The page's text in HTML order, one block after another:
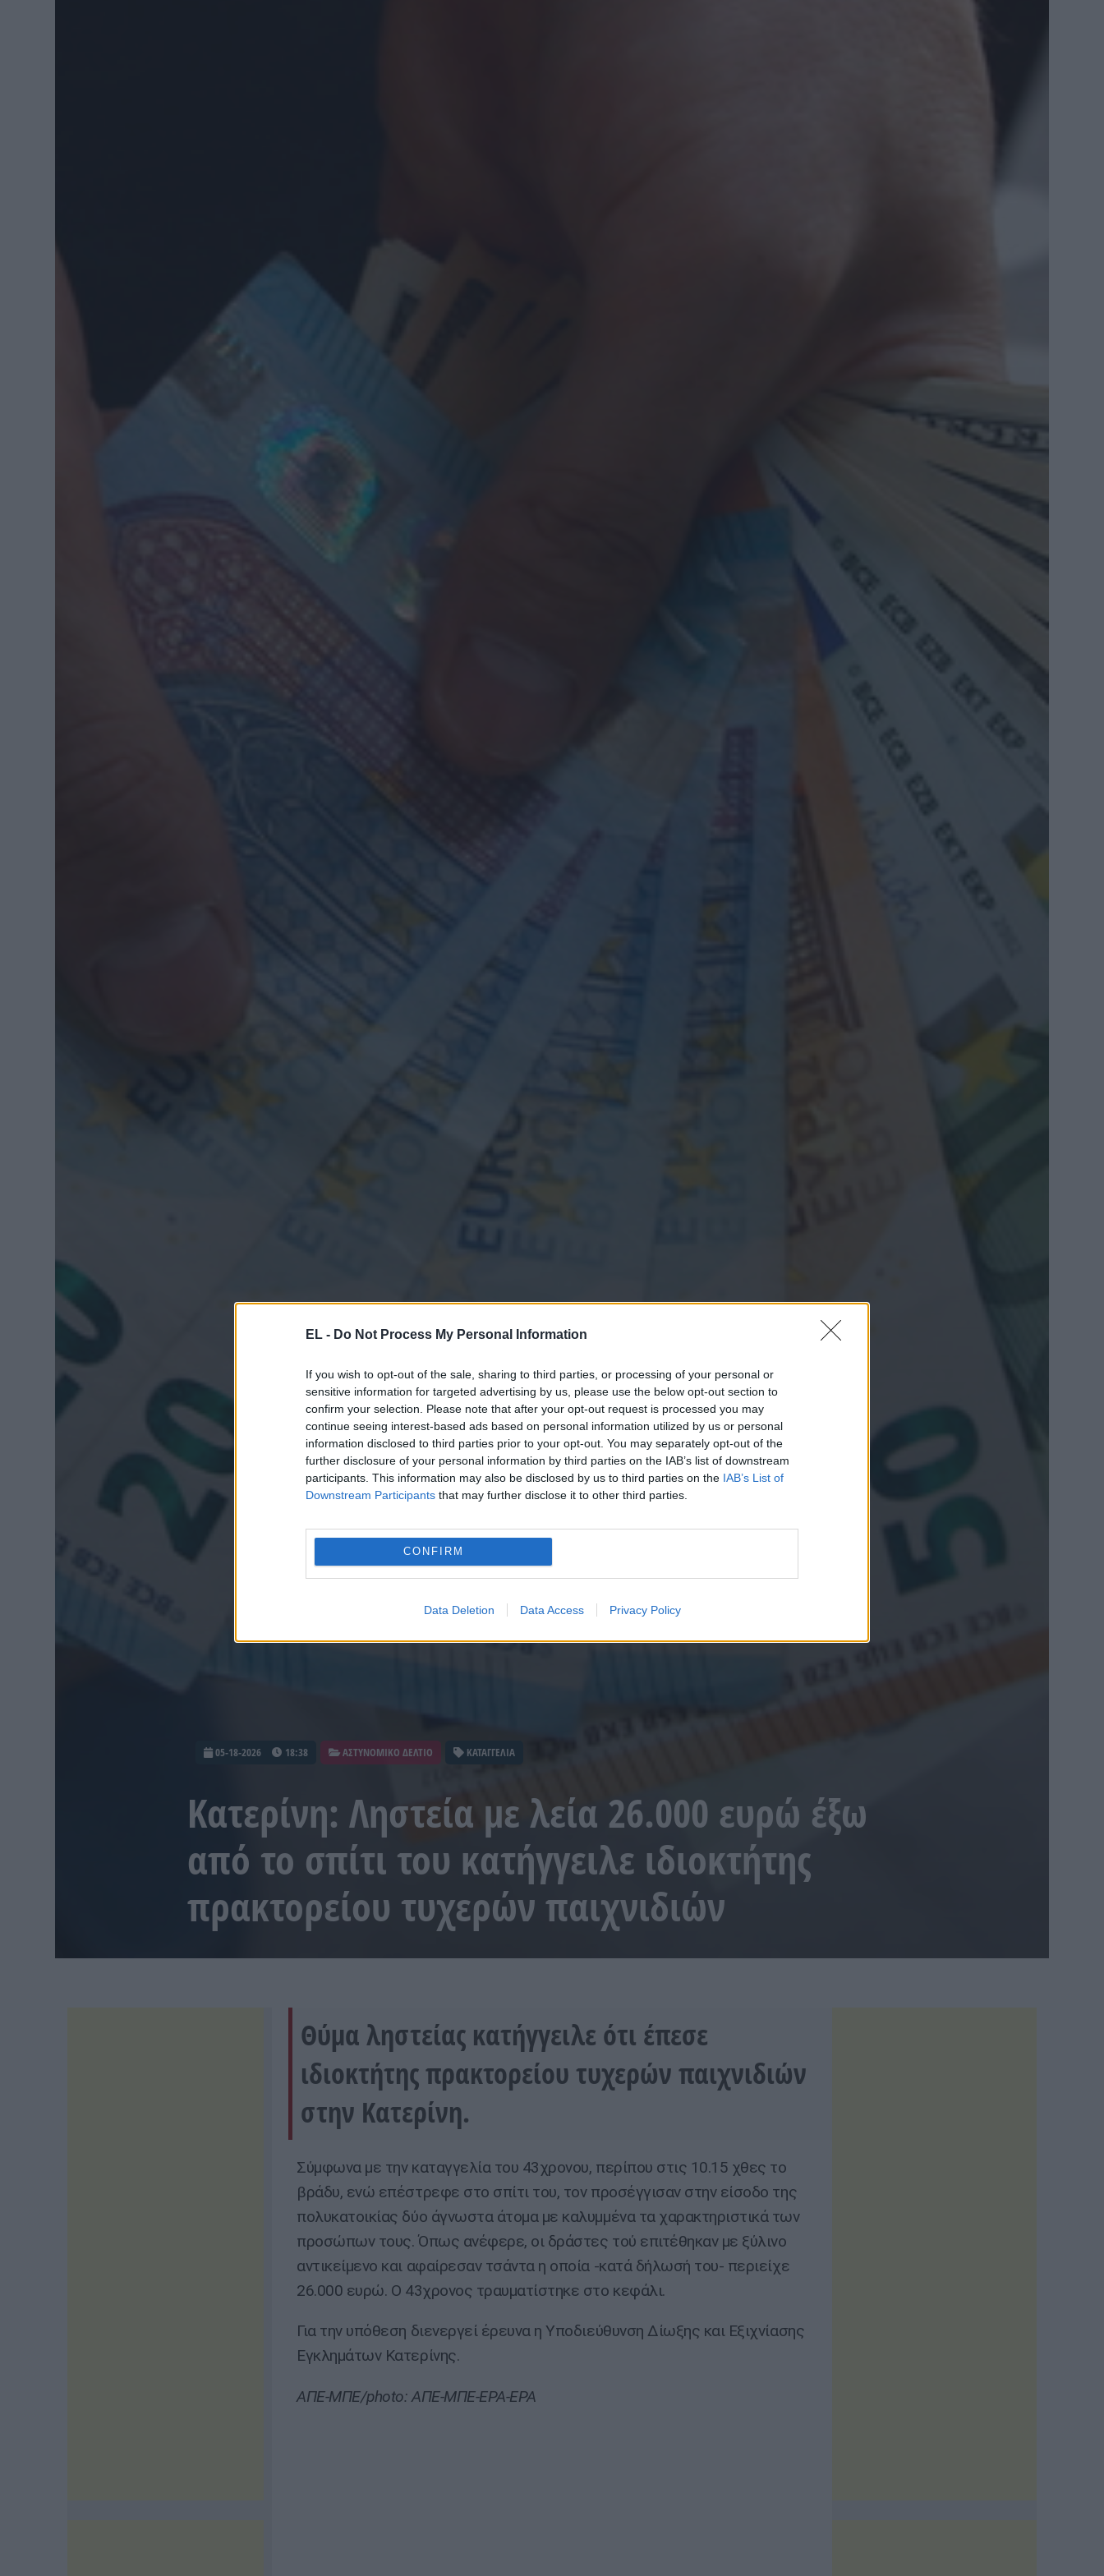
EL - Do Not Process My Personal Information
If you wish to opt-out of the sale, sharing to third parties, or processing of your personal or
sensitive information for targeted advertising by us, please use the below opt-out section to
confirm your selection. Please note that after your opt-out request is processed you may
continue seeing interest-based ads based on personal information utilized by us or personal
information disclosed to third parties prior to your opt-out. You may separately opt-out of the
further disclosure of your personal information by third parties on the IAB’s list of downstream
participants. This information may also be disclosed by us to third parties on the IAB’s List of
Downstream Participants that may further disclose it to other third parties.
CONFIRM
Data Deletion Data Access Privacy Policy
05-18-2026 18:38 ΑΣΤΥΝΟΜΙΚΟ ΔΕΛΤΙΟ ΚΑΤΑΓΓΕΛΙΑ
Κατερίνη: Ληστεία με λεία 26.000 ευρώ έξω
από το σπίτι του κατήγγειλε ιδιοκτήτης
πρακτορείου τυχερών παιχνιδιών
Θύμα ληστείας κατήγγειλε ότι έπεσε
ιδιοκτήτης πρακτορείου τυχερών παιχνιδιών
στην Κατερίνη.
Σύμφωνα με την καταγγελία του 43χρονου, περίπου στις 10.15 χθες το
βράδυ, ενώ επέστρεφε στο σπίτι του, τον προσέγγισαν στην είσοδο της
πολυκατοικίας δύο άγνωστα άτομα με καλυμμένα τα χαρακτηριστικά των
προσώπων τους. Όπως ανέφερε, οι δράστες τού επιτέθηκαν με ξύλινο
αντικείμενο και αφαίρεσαν τσάντα η οποία -κατά δήλωσή του- περιείχε
26.000 ευρώ. Ο 43χρονος τραυματίστηκε στο κεφάλι.
Για την υπόθεση διενεργεί έρευνα η Υποδιεύθυνση Δίωξης και Εξιχνίασης
Εγκλημάτων Κατερίνης.
ΑΠΕ-ΜΠΕ/photo: ΑΠΕ-ΜΠΕ-ΕΡΑ-ΕΡΑ